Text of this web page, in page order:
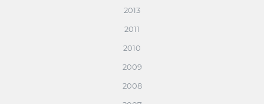
2013
2011
2010
2009
2008